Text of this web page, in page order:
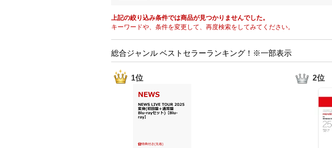
上記の絞り込み条件では商品が見つかりませんでした。
キーワードや、条件を変更して、再度検索をしてみてください。
総合ジャンル ベストセラーランキング！※一部表示
1位 2位